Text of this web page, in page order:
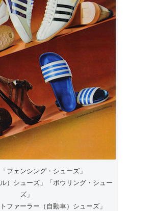
フェンシング・シューズ」
）シューズ」「ボウリング・シュー
ズ」
ファーラー（自動車）シューズ」